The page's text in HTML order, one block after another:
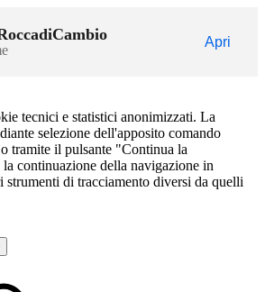
Apri
tecnici e statistici anonimizzati. La
selezione dell'apposito comando
tramite il pulsante "Continua la
continuazione della navigazione in
strumenti di tracciamento diversi da quelli